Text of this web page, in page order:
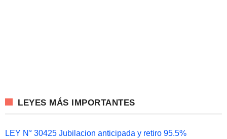
LEYES MÁS IMPORTANTES
LEY N° 30425 Jubilacion anticipada y retiro 95.5%